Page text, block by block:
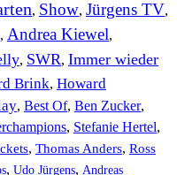
, Show, Jürgens TV,
, Andrea Kiewel,
, SWR, Immer wieder
Brink, Howard
, Best Of, Ben Zucker,
, Stefanie Hertel,
, Thomas Anders, Ross
, Udo Jürgens, Andreas